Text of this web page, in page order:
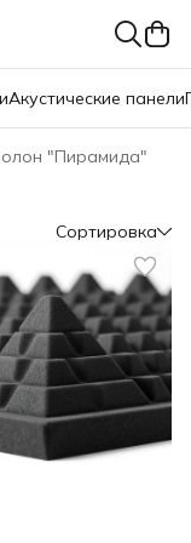
Акустические панели
"Пирамида"
Сортировка